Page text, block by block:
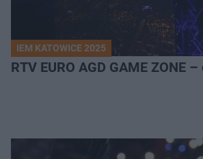
IEM KATOWICE 2025
RTV EURO AGD GAME ZONE